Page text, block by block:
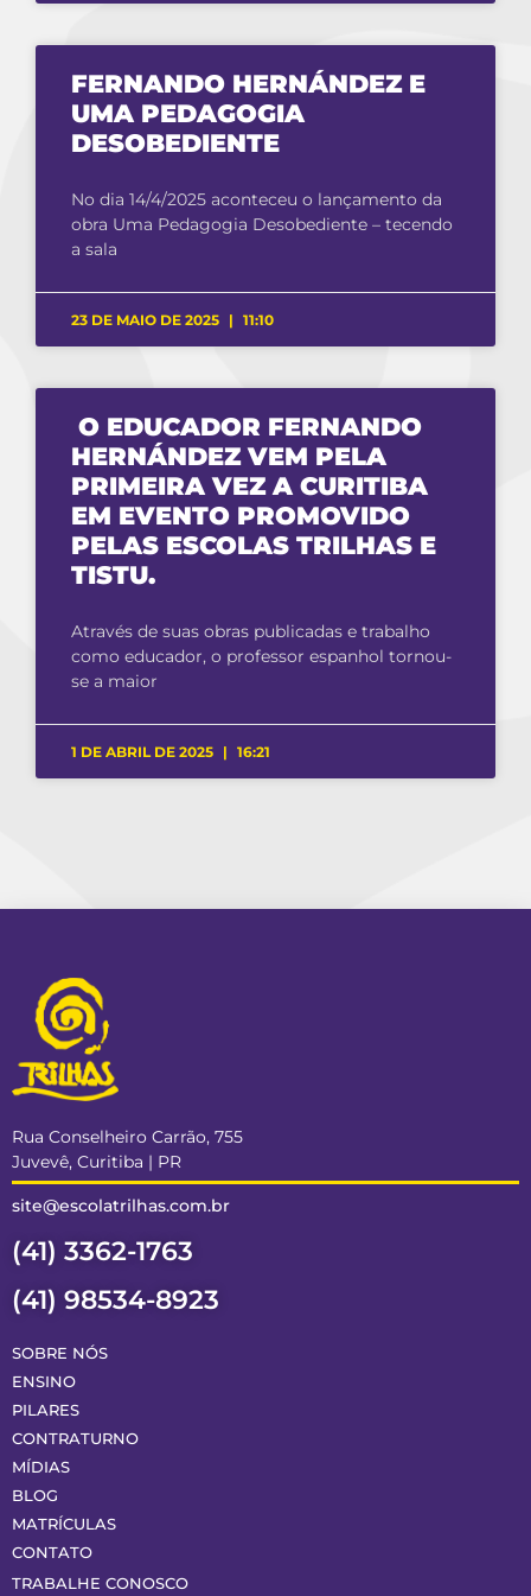
FERNANDO HERNÁNDEZ E
UMA PEDAGOGIA
DESOBEDIENTE
No dia 14/4/2025 aconteceu o lançamento da
obra Uma Pedagogia Desobediente – tecendo
a sala
23 DE MAIO DE 2025 11:10
O EDUCADOR FERNANDO
HERNÁNDEZ VEM PELA
PRIMEIRA VEZ A CURITIBA
EM EVENTO PROMOVIDO
PELAS ESCOLAS TRILHAS E
TISTU.
Através de suas obras publicadas e trabalho
como educador, o professor espanhol tornou-
se a maior
1 DE ABRIL DE 2025 16:21
Rua Conselheiro Carrão, 755
Juvevê, Curitiba | PR
site@escolatrilhas.com.br
(41) 3362-1763
(41) 98534-8923
SOBRE NÓS
ENSINO
PILARES
CONTRATURNO
MÍDIAS
BLOG
MATRÍCULAS
CONTATO
TRABALHE CONOSCO